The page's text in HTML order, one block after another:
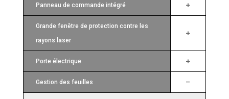
Panneau de commande intégré +
Grande fenêtre de protection contre les
rayons laser
+
Porte électrique +
Gestion des feuilles –